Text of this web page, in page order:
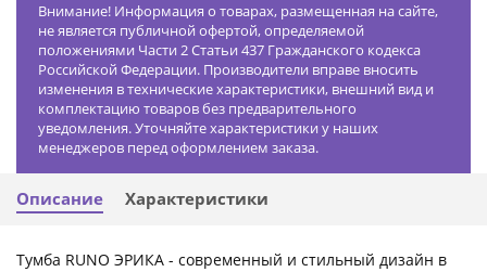
Внимание! Информация о товарах, размещенная на сайте,
не является публичной офертой, определяемой
положениями Части 2 Статьи 437 Гражданского кодекса
Российской Федерации. Производители вправе вносить
изменения в технические характеристики, внешний вид и
комплектацию товаров без предварительного
уведомления. Уточняйте характеристики у наших
менеджеров перед оформлением заказа.
Описание Характеристики
Тумба RUNO ЭРИКА - современный и стильный дизайн в